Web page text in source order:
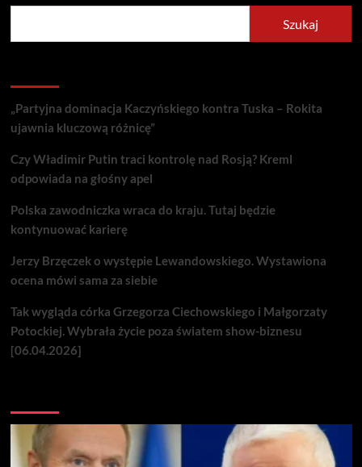
Szukaj
„Partyjna dominacja Kaczyńskiego kontra Tuska – Rokita
ujawnia kluczową różnicę”
Czy Władimir Putin traci kontrolę nad Rosją? Kreml
odpowiada na głośny apel
Polska zawodniczka wraca do kraju. Tutaj będzie
kontynuować karierę
Jerzy Brzęczek o występie Lewandowskiego. Wystawiona
ocena mówi sama za siebie
Tak wygląda córka Grzegorza Ciechowskiego i Małgorzaty
Potockiej. Wybrała życie poza światem show-biznesu
[06.04.2026]